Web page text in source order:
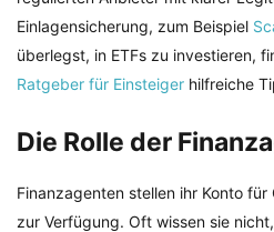
Einlagensicherung, zum Beispiel
überlegst, in ETFs zu investieren,
Ratgeber für Einsteiger hilfreiche
Die Rolle der
Finanzagenten stellen ihr Konto
zur Verfügung. Oft wissen sie